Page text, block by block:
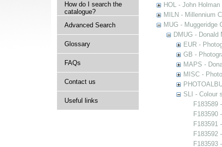
How do I search the
catalogue?
Advanced Search
Glossary
FAQs
Contact us
Useful links
HOL - John
MILN - Millennium
MUG - Muggeridge
DMUG - Donald
EUR -
GB -
MAPS -
MISC -
SLI - Colour
F183589
F183590
F183591
F183592
F183593